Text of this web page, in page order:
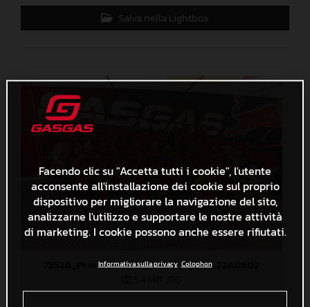
Salva nella Lightbox
75526_Prado_GasGas_MXGP_Spain_22A0502
Facendo clic su "Accetta tutti i cookie", l'utente
acconsente all'installazione dei cookie sul proprio
dispositivo per migliorare la navigazione del sito,
analizzarne l'utilizzo e supportare le nostre attività
di marketing. I cookie possono anche essere rifiutati.
Informativa sulla privacy Colophon